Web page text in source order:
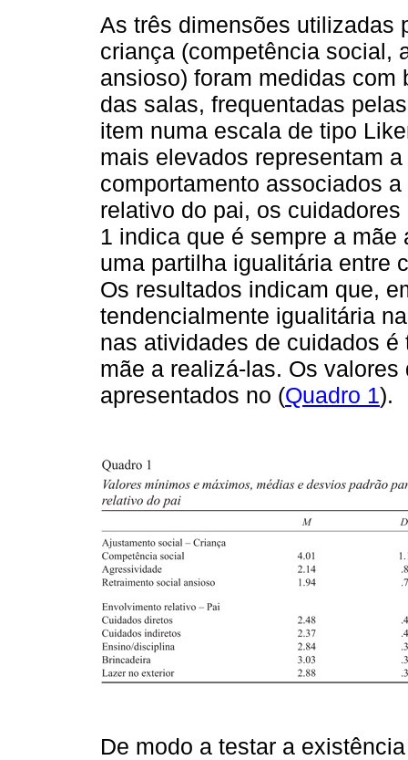
As três dimensões utilizadas
criança (competência social,
ansioso) foram medidas
das salas, frequentadas
item numa escala de tipo
mais elevados representam
comportamento associados
relativo do pai, os
1 indica que é sempre a
uma partilha igualitária entre
Os resultados indicam que,
tendencialmente igualitária
nas atividades de cuidados
mãe a realizá-las. Os
apresentados no (Quadro 1).
De modo a testar a